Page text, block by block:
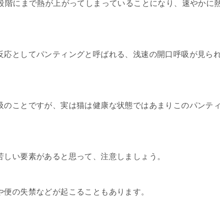
にまで熱が上がってしまっていることになり、速やかに
としてパンティングと呼ばれる、浅速の開口呼吸が見ら
ことですが、実は猫は健康な状態ではあまりこのパンティ
い要素があると思って、注意しましょう。
の失禁などが起こることもあります。